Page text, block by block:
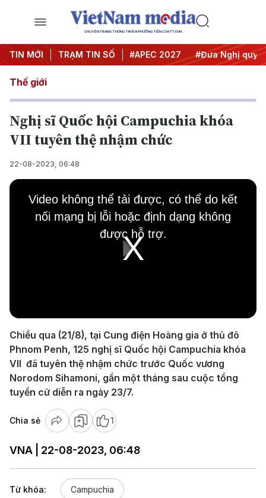
CHUYÊN TRANG THÔNG TIN ĐA PHƯƠNG TIỆN CỦA TTXVN
TIN MỚI TRẠM TIN SỐ
#Hội nghị Trung ương 3 #APEC 2027 #Đưa Nghị quyết
Thế giới
Nghị sĩ Quốc hội Campuchia khóa
VII tuyên thệ nhậm chức
22-08-2023, 06:48
Play
Video
This
window.
Video không thể tải được, có thể do kết
nối mạng bị lỗi hoặc định dạng không
được hỗ trợ.
Chiều qua (21/8), tại Cung điện Hoàng gia ở thủ đô
Phnom Penh, 125 nghị sĩ Quốc hội Campuchia khóa
VII đã tuyên thệ nhậm chức trước Quốc vương
Norodom Sihamoni, gần một tháng sau cuộc tổng
tuyển cử diễn ra ngày 23/7.
Chia sẻ 1
VNA | 22-08-2023, 06:48
Từ khóa: Campuchia